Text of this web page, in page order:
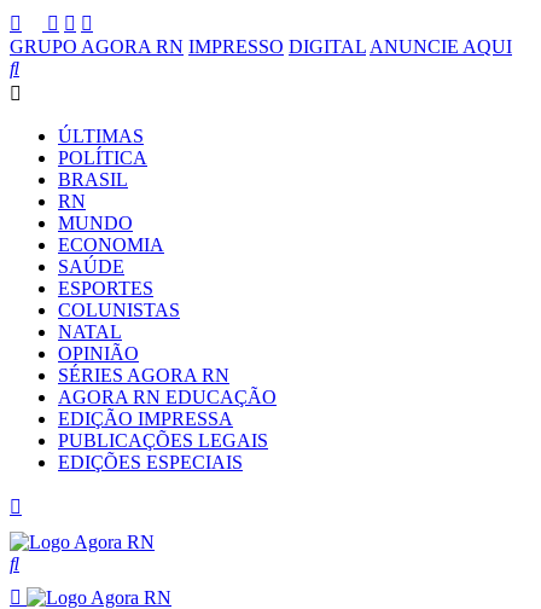
GRUPO AGORA RN IMPRESSO DIGITAL ANUNCIE AQUI
ÚLTIMAS
POLÍTICA
BRASIL
RN
MUNDO
ECONOMIA
SAÚDE
ESPORTES
COLUNISTAS
NATAL
OPINIÃO
SÉRIES AGORA RN
AGORA RN EDUCAÇÃO
EDIÇÃO IMPRESSA
PUBLICAÇÕES LEGAIS
EDIÇÕES ESPECIAIS